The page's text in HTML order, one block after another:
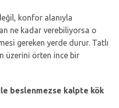
konfor alanıyla
ne kadar verebiliyorsa o
gereken yerde durur. Tatlı
üzerini örten ince bir
beslenmezse kalpte kök